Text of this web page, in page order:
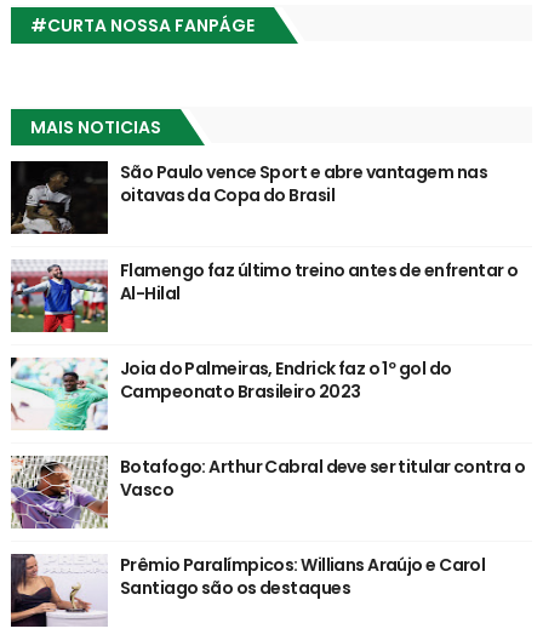
#CURTA NOSSA FANPÁGE
MAIS NOTICIAS
São Paulo vence Sport e abre vantagem nas
oitavas da Copa do Brasil
Flamengo faz último treino antes de enfrentar o
Al-Hilal
Joia do Palmeiras, Endrick faz o 1º gol do
Campeonato Brasileiro 2023
Botafogo: Arthur Cabral deve ser titular contra o
Vasco
Prêmio Paralímpicos: Willians Araújo e Carol
Santiago são os destaques